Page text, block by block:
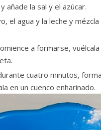
añade la sal y el azúcar.
el agua y la leche y
a formarse,
cuatro minutos,
en un cuenco enharinado.